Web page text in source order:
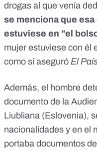
drogas al que venía
se menciona que
estuviese en "el
mujer estuviese con él
como sí aseguró El
Además, el hombre
documento de la
Liubliana (Eslovenia),
nacionalidades y en el
portaba documentos